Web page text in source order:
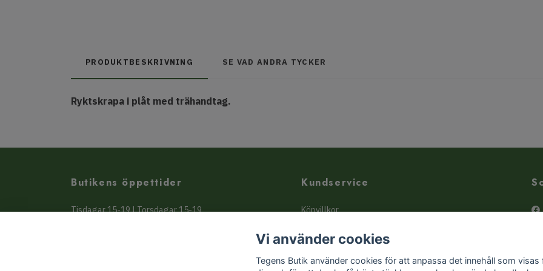
PRODUKTBESKRIVNING SE VAD ANDRA TYCKER
Ryktskrapa i plåt med trähandtag.
Butikens öppettider
Tisdagar 15-19 | Torsdagar 15-19
Kundservice
Köpvillkor
Butiken - hitta hit!
Liten örtguide
Vi använder cookies
Tegens Butik använder cookies för att anpassa det innehåll som visas